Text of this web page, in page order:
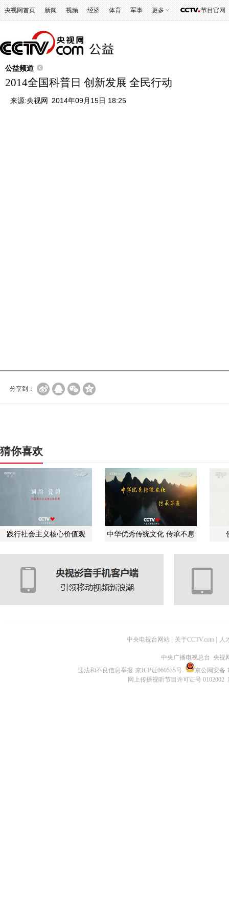
央视网首页 新闻 视频 经济 体育 军事 更多 节目官网
公益频道
2014全国科普日 创新发展 全民行动
来源:央视网 2014年09月15日 18:25
分享到：
猜你喜欢
践行社会主义核心价值观 中华优秀传统文化 传承不息
中央电视台网站 关于CCTV.com 人
中央广播电视总台 央视
违法和不良信息举报 京ICP证060535号
京公网安备
网上传播视听节目许可证号 0102002